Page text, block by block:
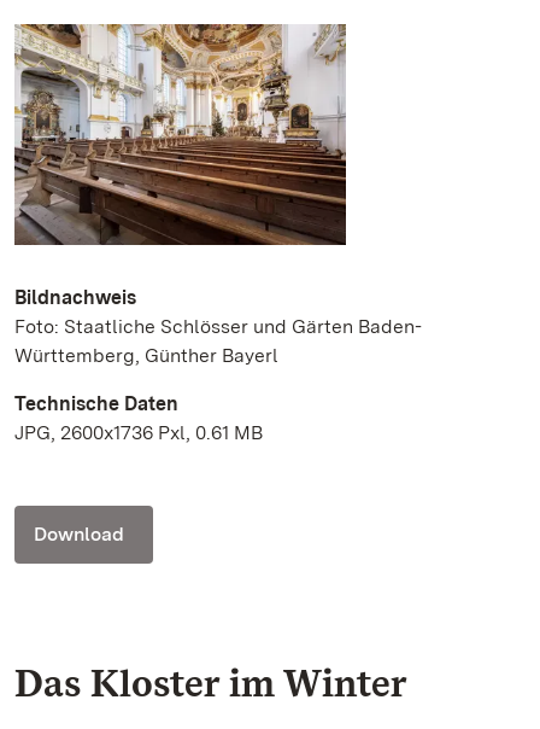
Bildnachweis
Foto: Staatliche Schlösser und Gärten Baden-
Württemberg, Günther Bayerl
Technische Daten
JPG, 2600x1736 Pxl, 0.61 MB
Download
Das Kloster im Winter